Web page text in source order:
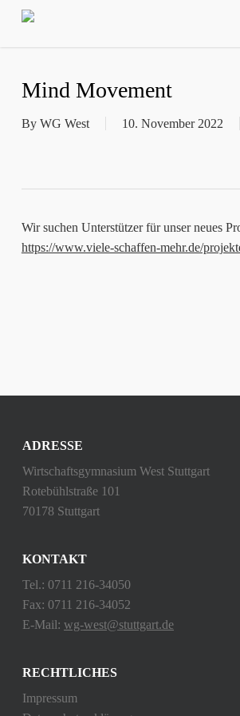
Skip
Mind Movement
By WG West 10. November 2022
Wir suchen Unterstützer für unser neues
https://www.viele-schaffen-mehr.de/
ADRESSE
Wirtschaftsgymnasium West Stuttgart
Rotebühlstraße 101
70178 Stuttgart
KONTAKT
Tel.: 0711 216-34050
Fax: 0711 216-34052
E-Mail: wg-west@stuttgart.de
RECHTLICHES
Impressum